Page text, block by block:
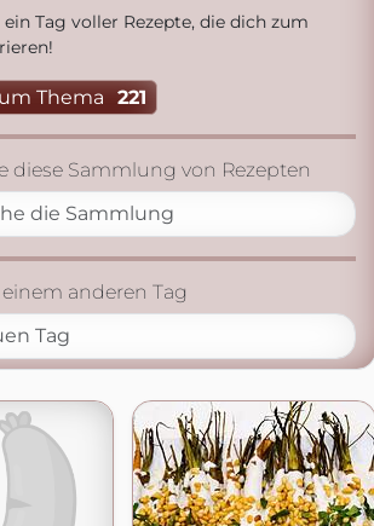
Tag voller Rezepte, die dich zum
Thema 221
diese Sammlung von Rezepten
anderen Tag